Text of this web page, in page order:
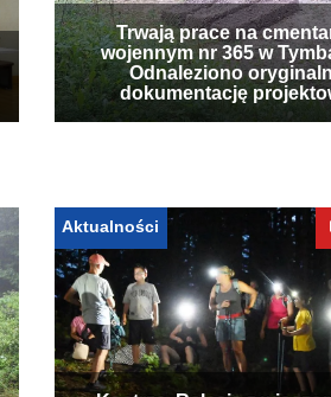
Trwają prace na
wojennym nr 365 w
Odnaleziono
dokumentację
Aktualności